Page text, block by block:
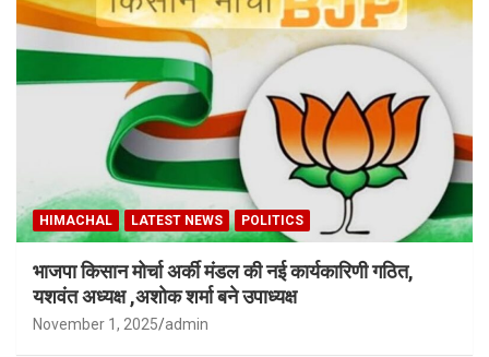
HIMACHAL LATEST NEWS POLITICS
भाजपा किसान मोर्चा अर्की मंडल की नई कार्यकारिणी गठित,
यशवंत अध्यक्ष ,अशोक शर्मा बने उपाध्यक्ष
November 1, 2025 admin